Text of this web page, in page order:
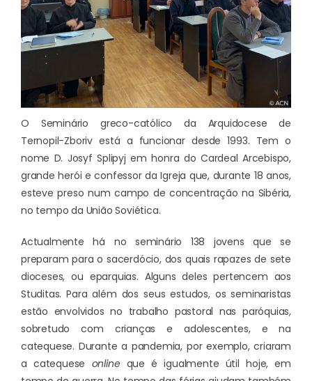
O Seminário greco-católico da Arquidocese de
Ternopil-Zboriv está a funcionar desde 1993. Tem o
nome D. Josyf Splipyj em honra do Cardeal Arcebispo,
grande herói e confessor da Igreja que, durante 18 anos,
esteve preso num campo de concentração na Sibéria,
no tempo da União Soviética.
Actualmente há no seminário 138 jovens que se
preparam para o sacerdócio, dos quais rapazes de sete
dioceses, ou eparquias. Alguns deles pertencem aos
Studitas. Para além dos seus estudos, os seminaristas
estão envolvidos no trabalho pastoral nas paróquias,
sobretudo com crianças e adolescentes, e na
catequese. Durante a pandemia, por exemplo, criaram
a catequese onlineque é igualmente útil hoje, em